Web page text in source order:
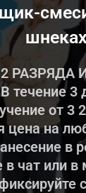
РАЗРЯДА
В течение 3
от 3
цена на
в
чат или в